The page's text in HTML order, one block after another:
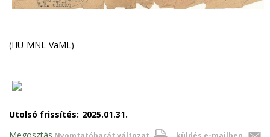
(HU-MNL-VaML)
Utolsó frissítés: 2025.01.31.